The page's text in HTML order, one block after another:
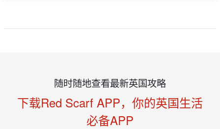
随时随地查看最新英国攻略
下载Red Scarf APP，你的英国生活
必备APP